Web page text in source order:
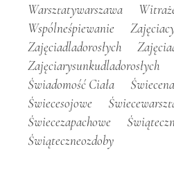
Warsztatywarszawa
Wspólneśpiewanie
Zajęciadladorosłych
Zajęciarysunkudladorosłych
Świadomość Ciała
Świecesojowe
Świecezapachowe
Świąteczneozdoby